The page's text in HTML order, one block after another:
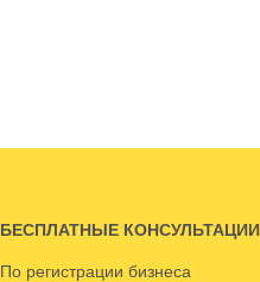
БЕСПЛАТНЫЕ КОНСУЛЬТАЦИИ
По регистрации бизнеса